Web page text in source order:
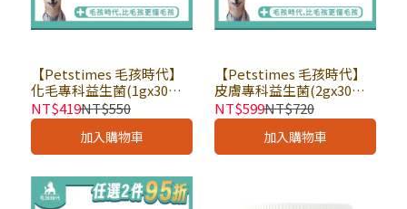
【Petstimes 毛孩時代】
化毛專科益生菌(1gx30包)
× 盒｜寵物營養保健 寵物
保健品 排毛粉
NT$419NT$550
加入購物車
【Petstimes 毛孩時代】
皮膚專科益生菌(2gx30包)
× 盒｜寵物營養保健 寵物
保健品 皮膚保健
NT$599NT$720
加入購物車